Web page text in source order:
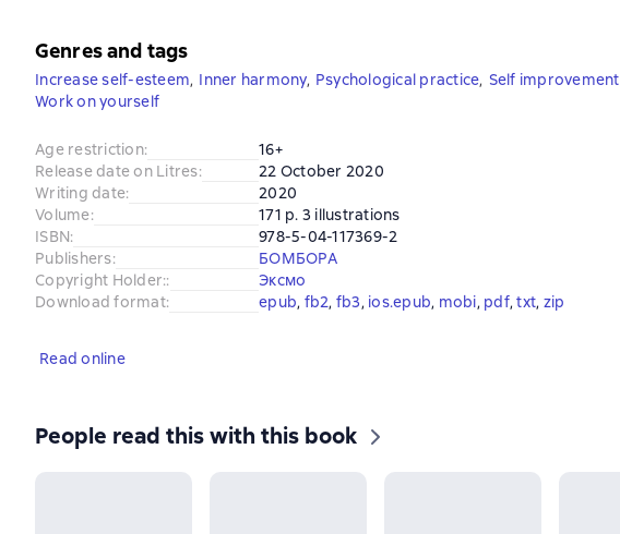
Genres and tags
Increase self-esteem, Inner harmony, Psychological practice, Self improvement
Work on yourself
Age restriction:
16+
Release date on Litres:
22 October 2020
Writing date:
2020
Volume:
171 p. 3 illustrations
ISBN:
978-5-04-117369-2
Publishers:
БОМБОРА
Copyright Holder::
Эксмо
Download format: epub, fb2, fb3, ios.epub, mobi, pdf, txt, zip
Read online
People read this with this book